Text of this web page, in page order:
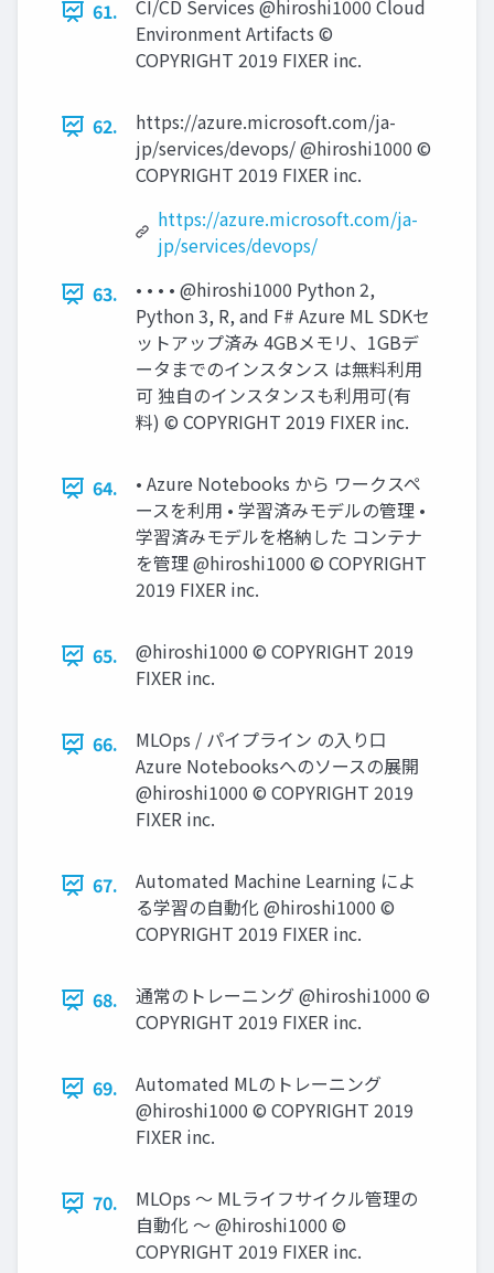
61.
CI/CD Services @hiroshi1000 Cloud
Environment Artifacts ©
COPYRIGHT 2019 FIXER inc.
62.
https://azure.microsoft.com/ja-
jp/services/devops/ @hiroshi1000 ©
COPYRIGHT 2019 FIXER inc.
https://azure.microsoft.com/ja-
jp/services/devops/
63.
• • • • @hiroshi1000 Python 2,
Python 3, R, and F# Azure ML SDKセ
ットアップ済み 4GBメモリ、1GBデ
ータまでのインスタンス は無料利⽤
可 独⾃のインスタンスも利⽤可(有
料) © COPYRIGHT 2019 FIXER inc.
64.
• Azure Notebooks から ワークスペ
ースを利⽤ • 学習済みモデルの管理 •
学習済みモデルを格納した コンテナ
を管理 @hiroshi1000 © COPYRIGHT
2019 FIXER inc.
65.
@hiroshi1000 © COPYRIGHT 2019
FIXER inc.
66.
MLOps / パイプライン の⼊り⼝
Azure Notebooksへのソースの展開
@hiroshi1000 © COPYRIGHT 2019
FIXER inc.
67.
Automated Machine Learning によ
る学習の⾃動化 @hiroshi1000 ©
COPYRIGHT 2019 FIXER inc.
68.
通常のトレーニング @hiroshi1000 ©
COPYRIGHT 2019 FIXER inc.
69.
Automated MLのトレーニング
@hiroshi1000 © COPYRIGHT 2019
FIXER inc.
70.
MLOps 〜 MLライフサイクル管理の
⾃動化 〜 @hiroshi1000 ©
COPYRIGHT 2019 FIXER inc.